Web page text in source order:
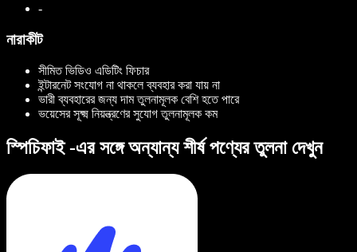
-
নারাকীট
সীমিত ভিডিও এডিটিং ফিচার
ইন্টারনেট সংযোগ না থাকলে ব্যবহার করা যায় না
ভারী ব্যবহারের জন্য দাম তুলনামূলক বেশি হতে পারে
ভয়েসের সূক্ষ্ম নিয়ন্ত্রণের সুযোগ তুলনামূলক কম
স্পিচিফাই -এর সঙ্গে অন্যান্য শীর্ষ পণ্যের তুলনা দেখুন